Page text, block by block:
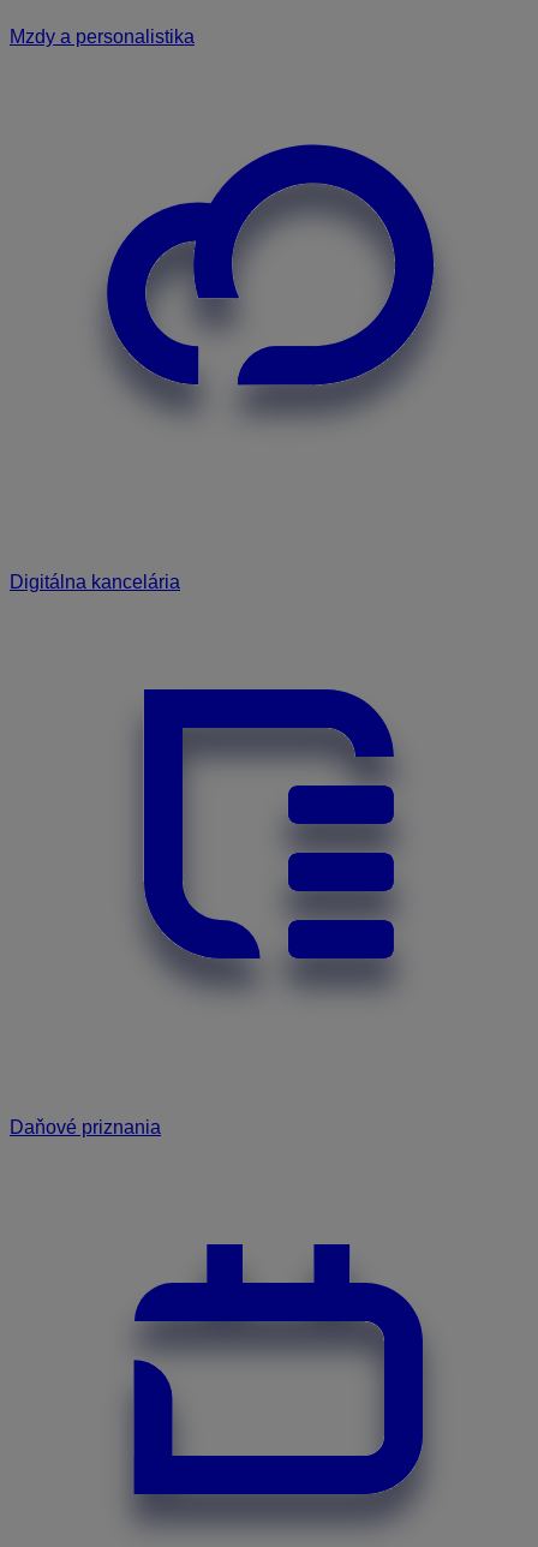
Mzdy a personalistika
Digitálna kancelária
Daňové priznania